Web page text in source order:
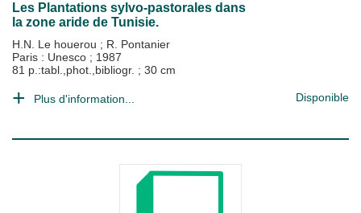
Les Plantations sylvo-pastorales dans
la zone aride de Tunisie.
H.N. Le houerou ; R. Pontanier
Paris : Unesco ; 1987
81 p.:tabl.,phot.,bibliogr. ; 30 cm
Plus d'information... Disponible